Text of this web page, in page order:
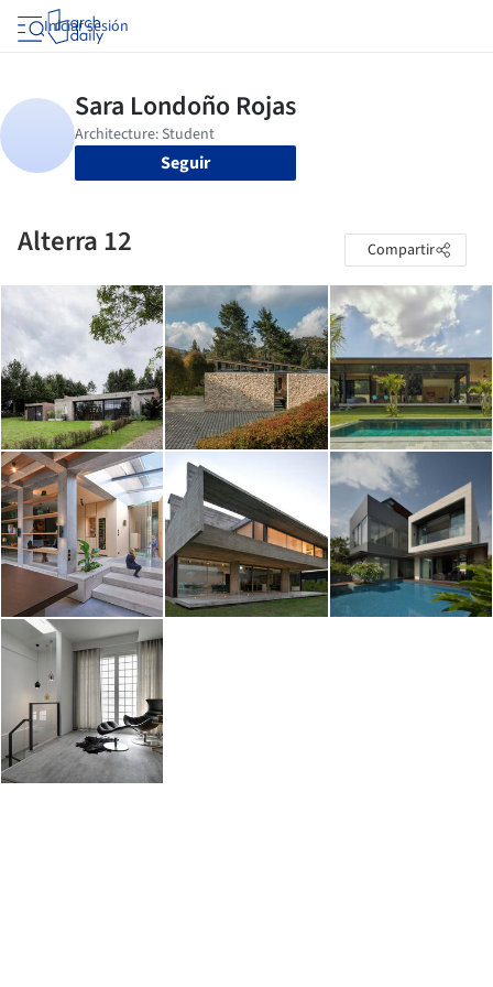
Iniciar sesión
Seguir
Alterra 12 Compartir